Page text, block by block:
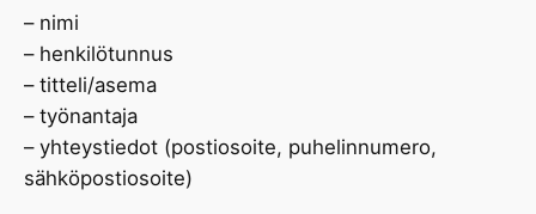
– nimi
– henkilötunnus
– titteli/asema
– työnantaja
– yhteystiedot (postiosoite, puhelinnumero,
sähköpostiosoite)